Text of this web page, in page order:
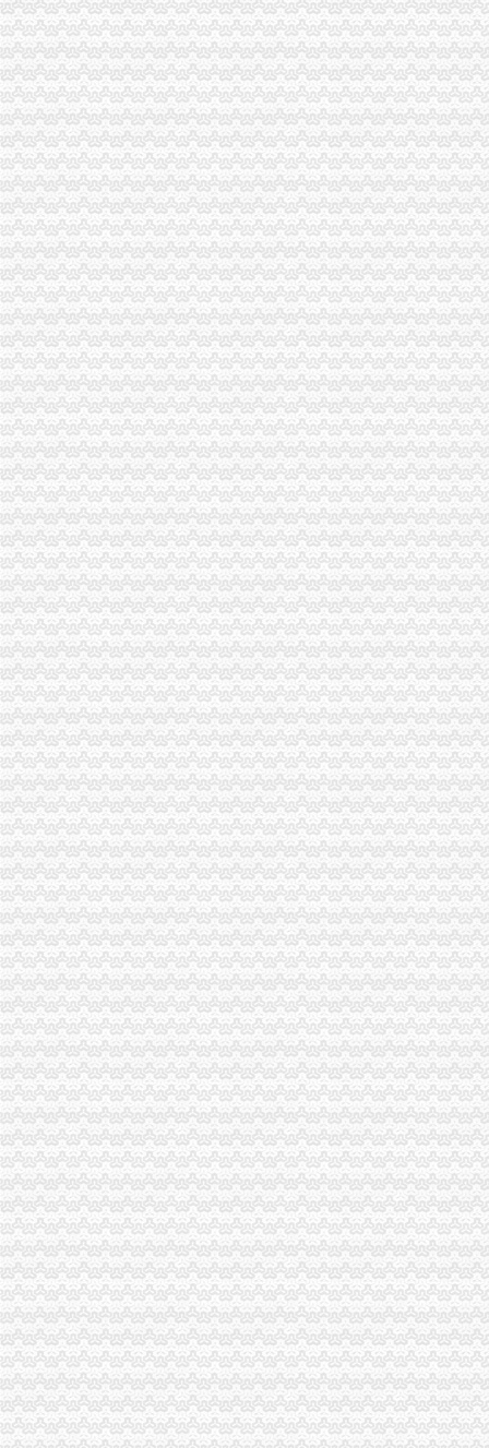
重庆国税网上申报系统_重庆国税局_重庆国税发票查询_重庆国税网上
重庆市国家税务局关于调整“发票网上申请”办理渠道的通知_财
重庆地税对于个人申请发票的地点是如何规定的？-中国会计网
重庆或k发票申请表.docx
重庆市地方税务局网络发票申请审批表_中华文本库
重庆增值税红字专用发票申请流程_cqmaiji_新浪博客
我是重庆的个体经营户,一年只需要两本发票,请问怎样才能申请发票
重庆市国p家税务局普通发票申请表.doc
重庆微发布：【微企可申请免发票工
【光重庆】如何网上申领税务发票？
重庆财税疑难：重庆申请一般纳税注册公司代找王会计-重庆爱
【光重庆】如何网上申领税务发票？_搜狐其它_搜狐网
重庆申请港澳通行证户口薄原件_搜问问
重庆住宿发票_放心购买
2016年10月交房付清全款得到购房发票,现在能否申请提取重庆公积
重庆地税：申请办理公路内河货物运输发票自开票纳税人资格需要哪些
《重庆地税规范普通发票工作的通知》.doc
【光重庆】如何网上申领税务发票？-搜狐
重庆市江津区人力资源和保障局
重庆广告费发票
直辖市来重庆市从事临时经营活动的单位和个人,如何申请领购发票？
浙江男子在重庆注册空壳公司131家发票金额逾亿元_凤凰资讯
重庆发票查询真伪查询_重庆地方税务局_中华网
重庆公需科目继续教育网上缴费发票申请表
重庆发票,重庆哪里有开票,重庆增值税发票,重庆增值税普通发票,
哪些况可以申请发票？需要哪些资料？_信息公开
重庆市地方税务局关于修订《重庆市地方税务局发票管理办》
重庆发票,重庆哪里有开票,重庆增值税发票,重庆增值税普通发票,
7日起重庆市民上网就能办税发票还能免费送到家_凤凰资讯
重庆地税-政务公开
重庆鹭佳工商注册提示您新公司的发票购买（转载）_会计_天涯论
【图】重庆万州腾翼C30团购作业,有购车发票,申请加精_长城C30
重庆破获一起大发票案涉案金额逾亿元|重庆|发票_新浪新闻
重庆地税-办税服务
7日起重庆市民上网就能办税发票还能免费送到家-新华网重庆频道
重庆市国税局〔2011〕第3号（重庆市国家税务局关于发布《普通发票
重庆国税发票图片
重庆市国家税务局关于印发《重庆市国家税务局发票管理基本程序》
重庆巴南方破获发票案涉案金额逾亿元-新华网重庆频道
重庆市地方税务局关于印发《重庆市地方税务局发票管理办》
开重庆发票_阿里问到底
中国张电子发票在重庆诞生
【发票】重庆市电子税务局-亿企赢财税资讯
广告|公司|发票|重庆_新浪新闻
重庆回收电脑主板|重庆回收相机价格|重庆电脑发票-中国制造交易
重庆巴南破获一起发票案金额超过一亿元_网易新闻
重庆水投：发票寄到家,服务有保障
重庆地税进一步规范发票工作_税屋网——第一时间递财税政策
重庆专项审批：发票R审批代理购买服务办理-重庆爱问分类
重庆市国家税务局关于印发《重庆市国家税务局发票管理基本程序》